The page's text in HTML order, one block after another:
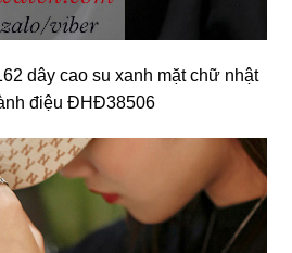
dây cao su xanh mặt chữ nhật
điệu ĐHĐ38506